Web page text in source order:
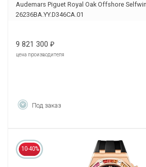
Audemars Piguet Royal Oak Offshore
26236BA.YY.D346CA.01
9 821 300 ₽
цена производителя
Под заказ
10-40%